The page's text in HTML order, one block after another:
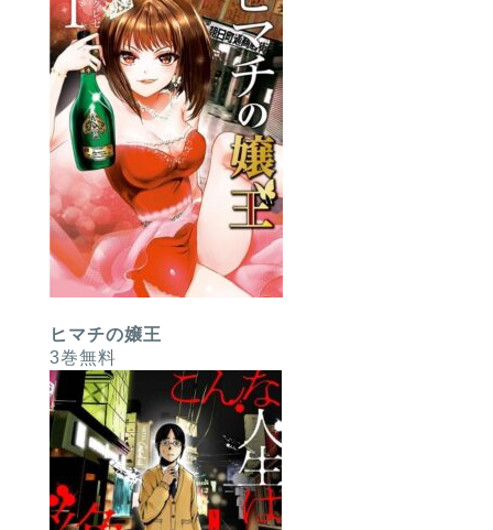
ヒマチの嬢王
3巻無料